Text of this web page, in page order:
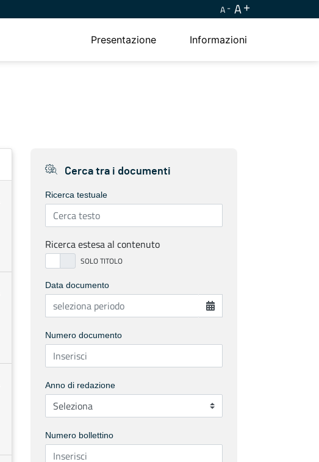
A A
Presentazione Informazioni
Cerca tra i documenti
Ricerca testuale
Ricerca estesa al contenuto
Data documento
Numero documento
Anno di redazione
Numero bollettino